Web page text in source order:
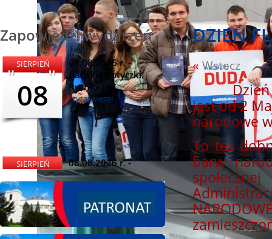
Zapowiedzi wydarzeń
SIERPIEŃ
08
08.08.2026 r. -
Babskie Potyczki.
Rychłocice
czytaj więcej
SIERPIEŃ
08
08.08.2026 r. -
Dożynki i
DZIEŃ
« Wstecz
Dzień
jest od 2
narodowe
To też
barw